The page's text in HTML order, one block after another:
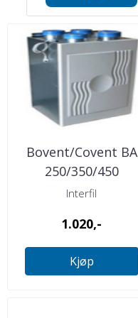
Bovent/Covent BA
250/350/450
Filtersett
Interfil
1.020,-
Kjøp